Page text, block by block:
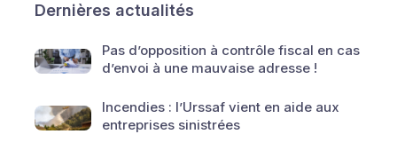
Dernières actualités
Pas d’opposition à contrôle fiscal en cas
d’envoi à une mauvaise adresse !
Incendies : l’Urssaf vient en aide aux
entreprises sinistrées